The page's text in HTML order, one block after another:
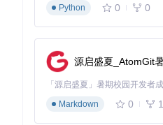
智能缓存管理系统
MIST采用分层缓存机制，将
核心组件缓存有效期30天
元数据实时更新
重复生成不同格式文件时
多源目录切换功能
Python
0 0
源启盛夏_AtomGit
Markdown
0 1